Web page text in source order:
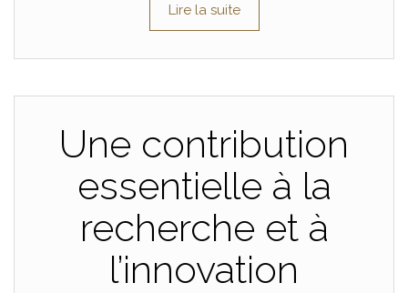
Lire la suite
Une contribution
essentielle à la
recherche et à
l’innovation